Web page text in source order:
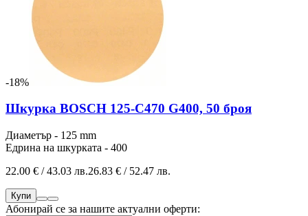
-18%
Шкурка BOSCH 125-C470 G400, 50 броя
Диаметър - 125 mm
Едрина на шкурката - 400
22.00 € / 43.03 лв.26.83 € / 52.47 лв.
Купи
Абонирай се за нашите актуални оферти: